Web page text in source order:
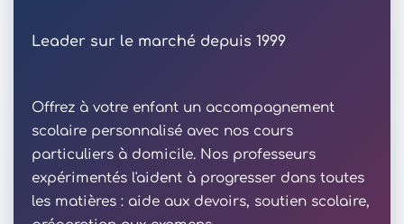
Leader sur le marché depuis 1999
Offrez à votre enfant un accompagnement
scolaire personnalisé avec nos cours
particuliers à domicile. Nos professeurs
expérimentés l'aident à progresser dans toutes
les matières : aide aux devoirs, soutien scolaire,